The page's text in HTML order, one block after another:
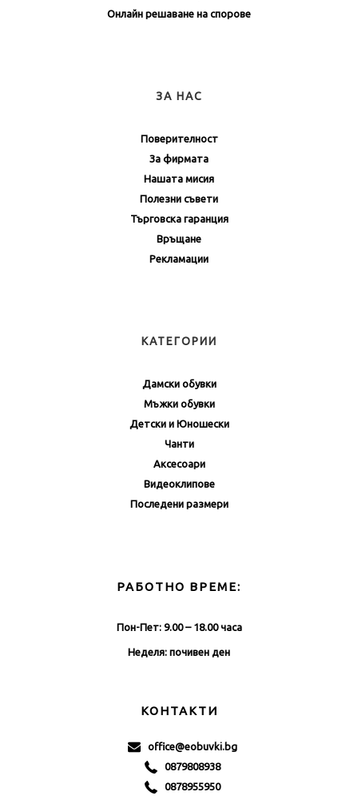
Онлайн решаване на спорове
ЗА НАС
Поверителност
За фирмата
Нашата мисия
Полезни съвети
Търговска гаранция
Връщане
Рекламации
КАТЕГОРИИ
Дамски обувки
Мъжки обувки
Детски и Юношески
Чанти
Аксесоари
Видеоклипове
Последени размери
РАБОТНО ВРЕМЕ:
Пон-Пет: 9.00 – 18.00 часа
Неделя: почивен ден
КОНТАКТИ
office@eobuvki.bg
0879808938
0878955950